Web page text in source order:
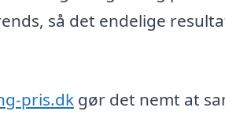
så det endelige
pris.dk gør det nemt at